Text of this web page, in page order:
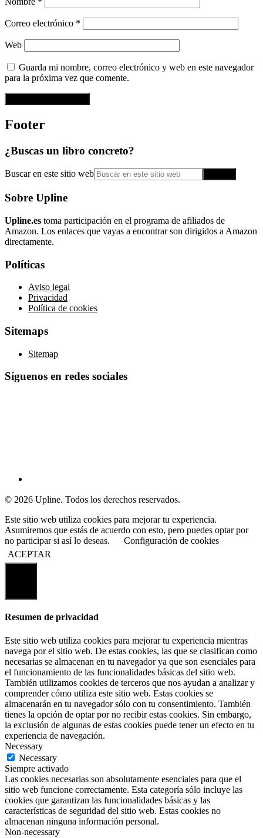
Correo electrónico *
Web
Guarda mi nombre, correo electrónico y web en este navegador
para la próxima vez que comente.
Footer
¿Buscas un libro concreto?
Buscar en este sitio web
Sobre Upline
Upline.es toma participación en el programa de afiliados de
Amazon. Los enlaces que vayas a encontrar son dirigidos a Amazon
directamente.
Políticas
Aviso legal
Privacidad
Política de cookies
Sitemaps
Sitemap
Síguenos en redes sociales
© 2026 Upline. Todos los derechos reservados.
Este sitio web utiliza cookies para mejorar tu experiencia.
Asumiremos que estás de acuerdo con esto, pero puedes optar por
no participar si así lo deseas.
Configuración de cookies
ACEPTAR
Resumen de privacidad
Este sitio web utiliza cookies para mejorar tu experiencia mientras
navega por el sitio web. De estas cookies, las que se clasifican como
necesarias se almacenan en tu navegador ya que son esenciales para
el funcionamiento de las funcionalidades básicas del sitio web.
También utilizamos cookies de terceros que nos ayudan a analizar y
comprender cómo utiliza este sitio web. Estas cookies se
almacenarán en tu navegador sólo con tu consentimiento. También
tienes la opción de optar por no recibir estas cookies. Sin embargo,
la exclusión de algunas de estas cookies puede tener un efecto en tu
experiencia de navegación.
Necessary
Necessary
Siempre activado
Las cookies necesarias son absolutamente esenciales para que el
sitio web funcione correctamente. Esta categoría sólo incluye las
cookies que garantizan las funcionalidades básicas y las
características de seguridad del sitio web. Estas cookies no
almacenan ninguna información personal.
Non-necessary